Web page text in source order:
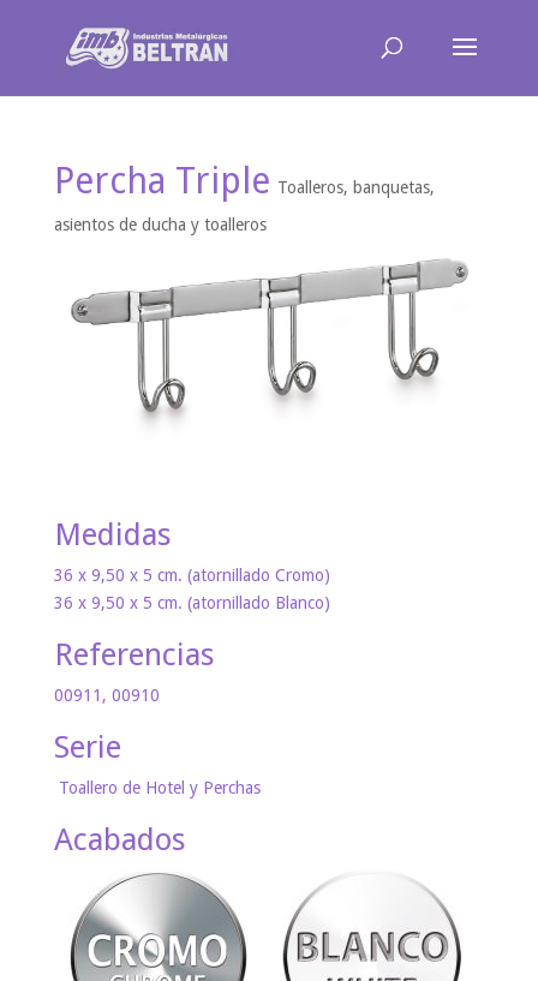
Percha Triple Toalleros, banquetas,
asientos de ducha y toalleros
Medidas
36 x 9,50 x 5 cm. (atornillado Cromo)
36 x 9,50 x 5 cm. (atornillado Blanco)
Referencias
00911, 00910
Serie
Toallero de Hotel y Perchas
Acabados